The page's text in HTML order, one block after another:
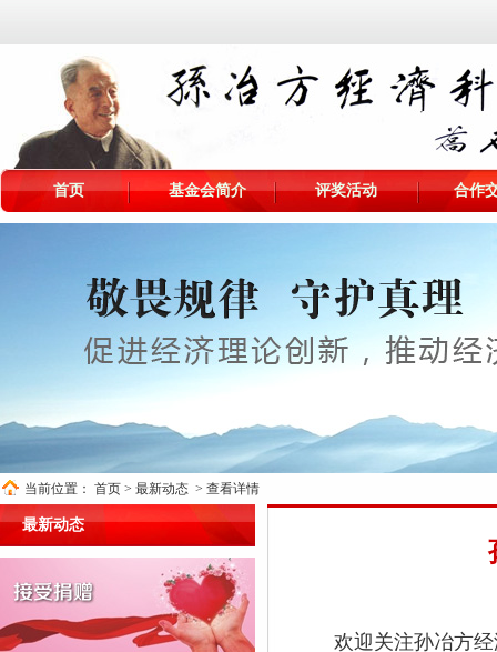
首页 基金会简介 评奖活动 合作
当前位置： 首页 > 最新动态 > 查看详情
最新动态
欢迎关注孙冶方